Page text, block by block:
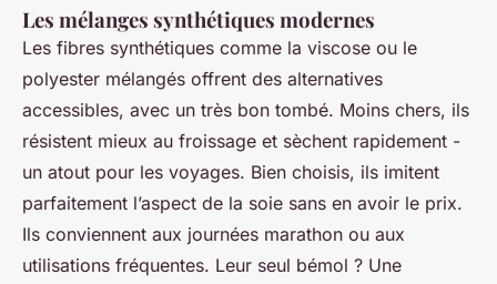
Les mélanges synthétiques modernes
Les fibres synthétiques comme la viscose ou le
polyester mélangés offrent des alternatives
accessibles, avec un très bon tombé. Moins chers, ils
résistent mieux au froissage et sèchent rapidement -
un atout pour les voyages. Bien choisis, ils imitent
parfaitement l’aspect de la soie sans en avoir le prix.
Ils conviennent aux journées marathon ou aux
utilisations fréquentes. Leur seul bémol ? Une